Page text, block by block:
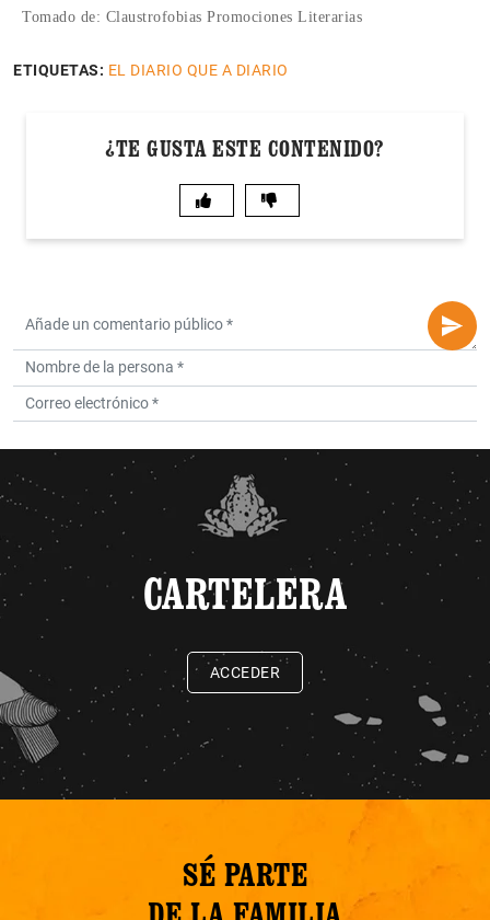
Tomado de: Claustrofobias Promociones Literarias
ETIQUETAS: EL DIARIO QUE A DIARIO
¿TE GUSTA ESTE CONTENIDO?
CARTELERA
ACCEDER
SÉ PARTE